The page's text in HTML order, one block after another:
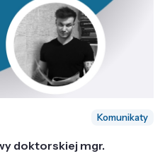
Komunikaty
doktorskiej mgr.